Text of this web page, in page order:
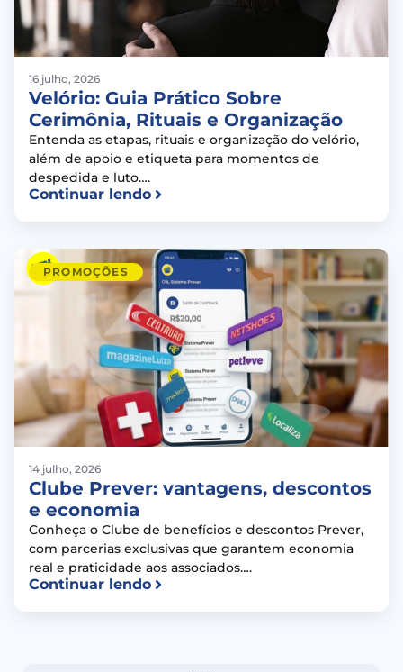
16 julho, 2026
Velório: Guia Prático Sobre
Cerimônia, Rituais e Organização
Entenda as etapas, rituais e organização do velório,
além de apoio e etiqueta para momentos de
despedida e luto….
Continuar lendo
PROMOÇÕES
14 julho, 2026
Clube Prever: vantagens, descontos
e economia
Conheça o Clube de benefícios e descontos Prever,
com parcerias exclusivas que garantem economia
real e praticidade aos associados….
Continuar lendo